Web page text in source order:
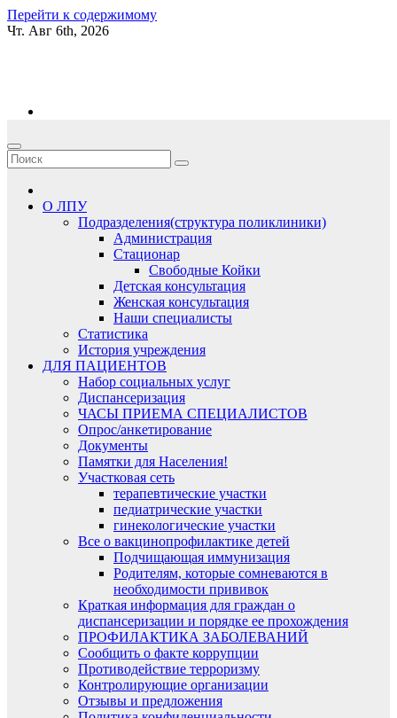
Перейти к содержимому
Чт. Авг 6th, 2026
О ЛПУ
Подразделения(структура поликлиники)
Администрация
Стационар
Свободные Койки
Детская консультация
Женская консультация
Наши специалисты
Статистика
История учреждения
ДЛЯ ПАЦИЕНТОВ
Набор социальных услуг
Диспансеризация​
ЧАСЫ ПРИЕМА СПЕЦИАЛИСТОВ
Опрос/анкетирование
Документы
Памятки для Населения!
Участковая сеть
терапевтические участки
педиатрические участки
гинекологические участки
Все о вакцинопрофилактике детей
Подчищающая иммунизация
Родителям, которые сомневаются в
необходимости прививок
Краткая информация для граждан о
диспансеризации и порядке ее прохождения
ПРОФИЛАКТИКА ЗАБОЛЕВАНИЙ
Сообщить о факте коррупции
Противодействие терроризму
Контролирующие организации
Отзывы и предложения